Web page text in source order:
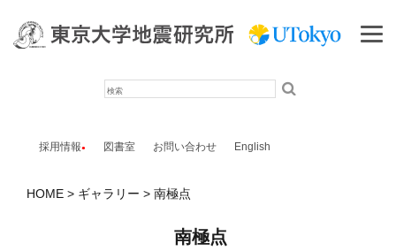
採用情報 図書室 お問い合わせ English
HOME ギャラリー 南極点
南極点